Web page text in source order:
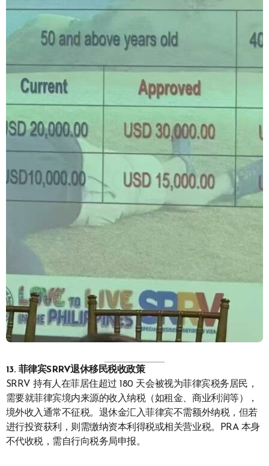
13. 菲律宾SRRV退休移民税收政策
SRRV 持有人在菲居住超过 180 天会被视为菲律宾税务居民，
需要就菲律宾境内来源的收入纳税（如租金、商业利润等），
境外收入通常不征税。退休金汇入菲律宾不需额外纳税，但若
进行投资获利，则需缴纳资本利得税或相关营业税。PRA 本身
不代收税，需自行向税务局申报。